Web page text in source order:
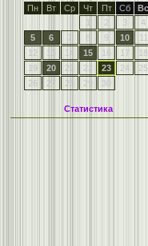
Пн
Вт Ср Чт Пт Сб
Вс
1
2 3
4
5
6 7 8 9 10
11
12
13 14 15 16 17
18
19
20 21 22 23 24
25
26
27 28 29 30
Статистика